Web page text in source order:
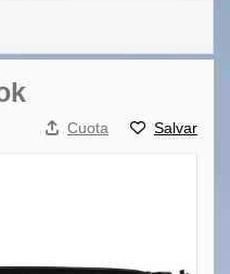
Cuota Salvar